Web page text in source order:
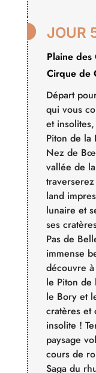
 JOUR
Plaine
Cirque de
Départ
qui vous
et
Piton de la
Nez de
vallée de
land
lunaire et
ses
Pas de
immense
découvre
le Piton de
le Bory et
cratères et
insolite !
paysage
cours de
Saga du